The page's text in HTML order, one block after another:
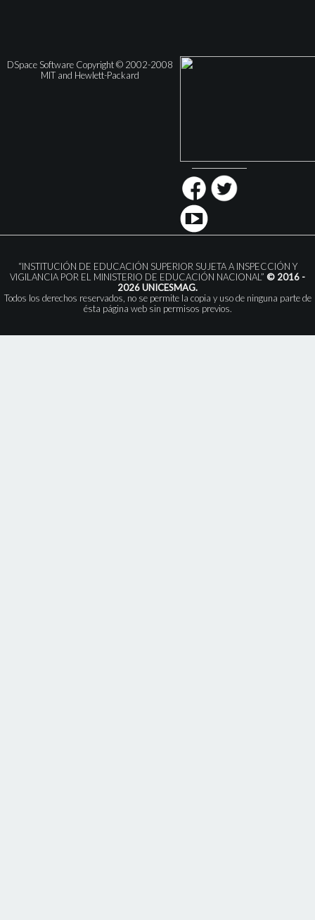
DSpace Software Copyright © 2002-2008
MIT and Hewlett-Packard
“INSTITUCIÓN DE EDUCACIÓN SUPERIOR SUJETA A INSPECCIÓN Y
VIGILANCIA POR EL MINISTERIO DE EDUCACIÓN NACIONAL” © 2016 -
2026 UNICESMAG.
Todos los derechos reservados, no se permite la copia y uso de ninguna parte de
ésta página web sin permisos previos.